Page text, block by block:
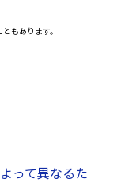
もあります。
って異なるた